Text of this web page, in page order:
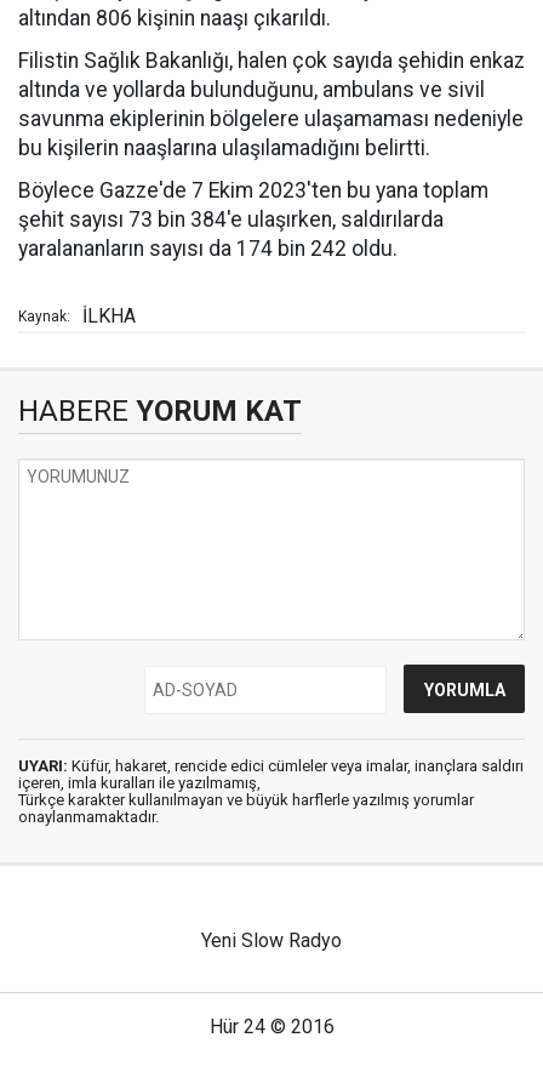
altından 806 kişinin naaşı çıkarıldı.
Filistin Sağlık Bakanlığı, halen çok sayıda şehidin enkaz
altında ve yollarda bulunduğunu, ambulans ve sivil
savunma ekiplerinin bölgelere ulaşamaması nedeniyle
bu kişilerin naaşlarına ulaşılamadığını belirtti.
Böylece Gazze'de 7 Ekim 2023'ten bu yana toplam
şehit sayısı 73 bin 384'e ulaşırken, saldırılarda
yaralananların sayısı da 174 bin 242 oldu.
Kaynak: İLKHA
HABERE YORUM KAT
UYARI: Küfür, hakaret, rencide edici cümleler veya imalar, inançlara saldırı
içeren, imla kuralları ile yazılmamış,
Türkçe karakter kullanılmayan ve büyük harflerle yazılmış yorumlar
onaylanmamaktadır.
Yeni Slow Radyo
Hür 24 © 2016